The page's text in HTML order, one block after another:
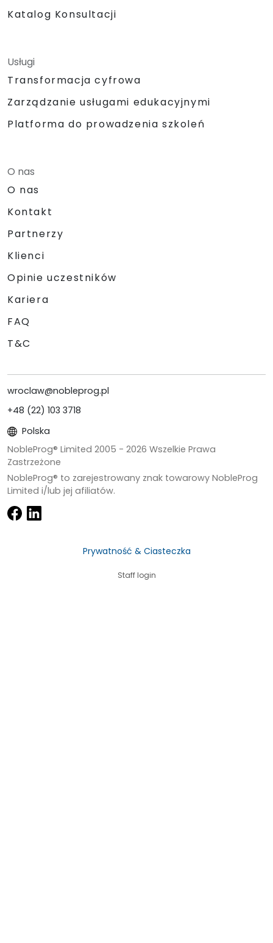
Katalog Konsultacji
Usługi
Transformacja cyfrowa
Zarządzanie usługami edukacyjnymi
Platforma do prowadzenia szkoleń
O nas
O nas
Kontakt
Partnerzy
Klienci
Opinie uczestników
Kariera
FAQ
T&C
wroclaw@nobleprog.pl
+48 (22) 103 3718
Polska
NobleProg® Limited 2005 - 2026 Wszelkie Prawa
Zastrzeżone
NobleProg® to zarejestrowany znak towarowy NobleProg
Limited i/lub jej afiliatów.
Prywatność & Ciasteczka
Staff login